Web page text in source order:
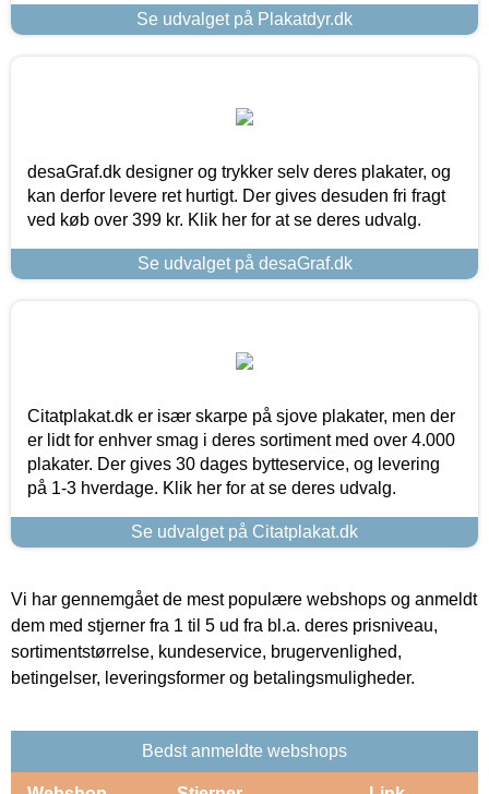
Se udvalget på Plakatdyr.dk
desaGraf.dk designer og trykker selv deres plakater, og
kan derfor levere ret hurtigt. Der gives desuden fri fragt
ved køb over 399 kr. Klik her for at se deres udvalg.
Se udvalget på desaGraf.dk
Citatplakat.dk er især skarpe på sjove plakater, men der
er lidt for enhver smag i deres sortiment med over 4.000
plakater. Der gives 30 dages bytteservice, og levering
på 1-3 hverdage. Klik her for at se deres udvalg.
Se udvalget på Citatplakat.dk
Vi har gennemgået de mest populære webshops og anmeldt
dem med stjerner fra 1 til 5 ud fra bl.a. deres prisniveau,
sortimentstørrelse, kundeservice, brugervenlighed,
betingelser, leveringsformer og betalingsmuligheder.
Bedst anmeldte webshops